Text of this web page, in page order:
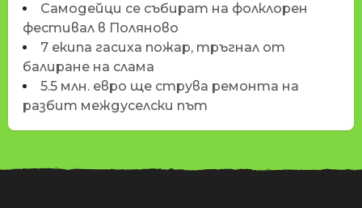
Самодейци се събират на фолклорен
фестивал в Поляново
7 екипа гасиха пожар, тръгнал от
балиране на слама
5.5 млн. евро ще струва ремонта на
разбит междуселски път